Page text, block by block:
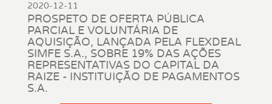
2020-12-11
PROSPETO DE OFERTA PÚBLICA
PARCIAL E VOLUNTÁRIA DE
AQUISIÇÃO, LANÇADA PELA FLEXDEAL
SIMFE S.A., SOBRE 19% DAS AÇÕES
REPRESENTATIVAS DO CAPITAL DA
RAIZE - INSTITUIÇÃO DE PAGAMENTOS
S.A.